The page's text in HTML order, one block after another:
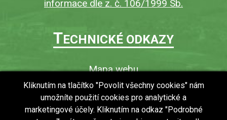
informace dle z. č. 106/1999 Sb.
TECHNICKÉ ODKAZY
Mapa webu
O webu
Povinně zveřejňované informace
Ochrana osobních údajů (GDPR)
Kliknutím na tlačítko "Povolit všechny cookies" nám
umožníte použití cookies pro analytické a
marketingové účely. Kliknutím na odkaz "Podrobné